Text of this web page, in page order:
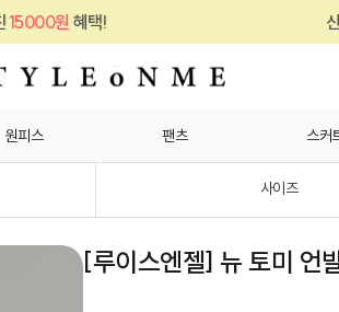
신규 회원가입 및
원피스 팬츠 스커
사이즈
[루이스엔젤] 뉴 토미 언